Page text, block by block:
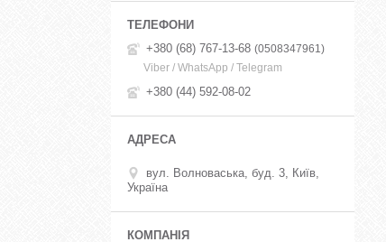
+380 (68) 767-13-68 0508347961
Viber / WhatsApp / Telegram
+380 (44) 592-08-02
вул. Волноваська, буд. 3, Київ,
Україна